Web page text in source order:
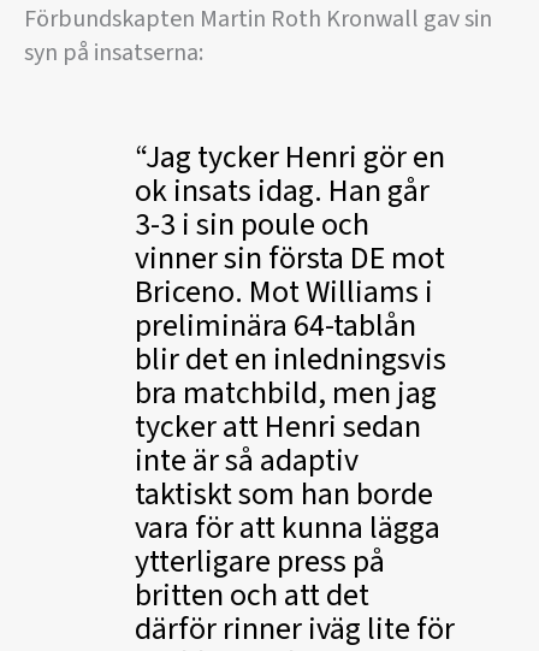
Förbundskapten Martin Roth Kronwall gav sin
syn på insatserna:
Jag tycker Henri gör en
ok insats idag. Han går
3-3 i sin poule och
vinner sin första DE mot
Briceno. Mot Williams i
preliminära 64-tablån
blir det en inledningsvis
bra matchbild, men jag
tycker att Henri sedan
inte är så adaptiv
taktiskt som han borde
vara för att kunna lägga
ytterligare press på
britten och att det
därför rinner iväg lite för